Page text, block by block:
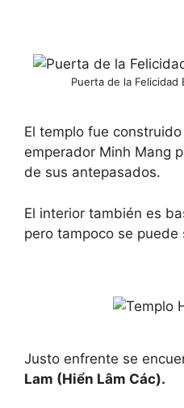
Puerta de la Felicidad
El templo fue
emperador Minh Mang
de sus antepasados.
El interior también es
pero tampoco se puede
Justo enfrente se
Lam (Hiển Lâm Các).